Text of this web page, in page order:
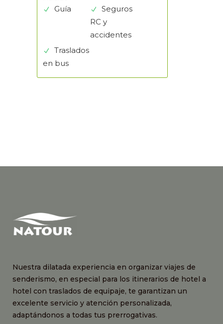
Guía
Seguros
RC y
accidentes
Traslados
en bus
Nuestra dilatada experiencia en organizar viajes de
senderismo, en especial para los itinerarios de hotel a
hotel con traslados de equipaje, te garantizan un
excelente servicio y atención personalizada,
adaptándonos a todas tus prerrogativas.